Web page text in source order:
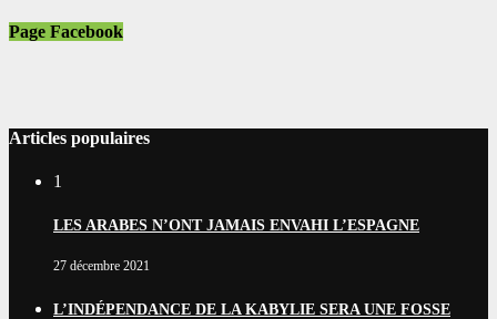
Page Facebook
Articles populaires
1
LES ARABES N’ONT JAMAIS ENVAHI L’ESPAGNE
27 décembre 2021
L’INDÉPENDANCE DE LA KABYLIE SERA UNE FOSSE